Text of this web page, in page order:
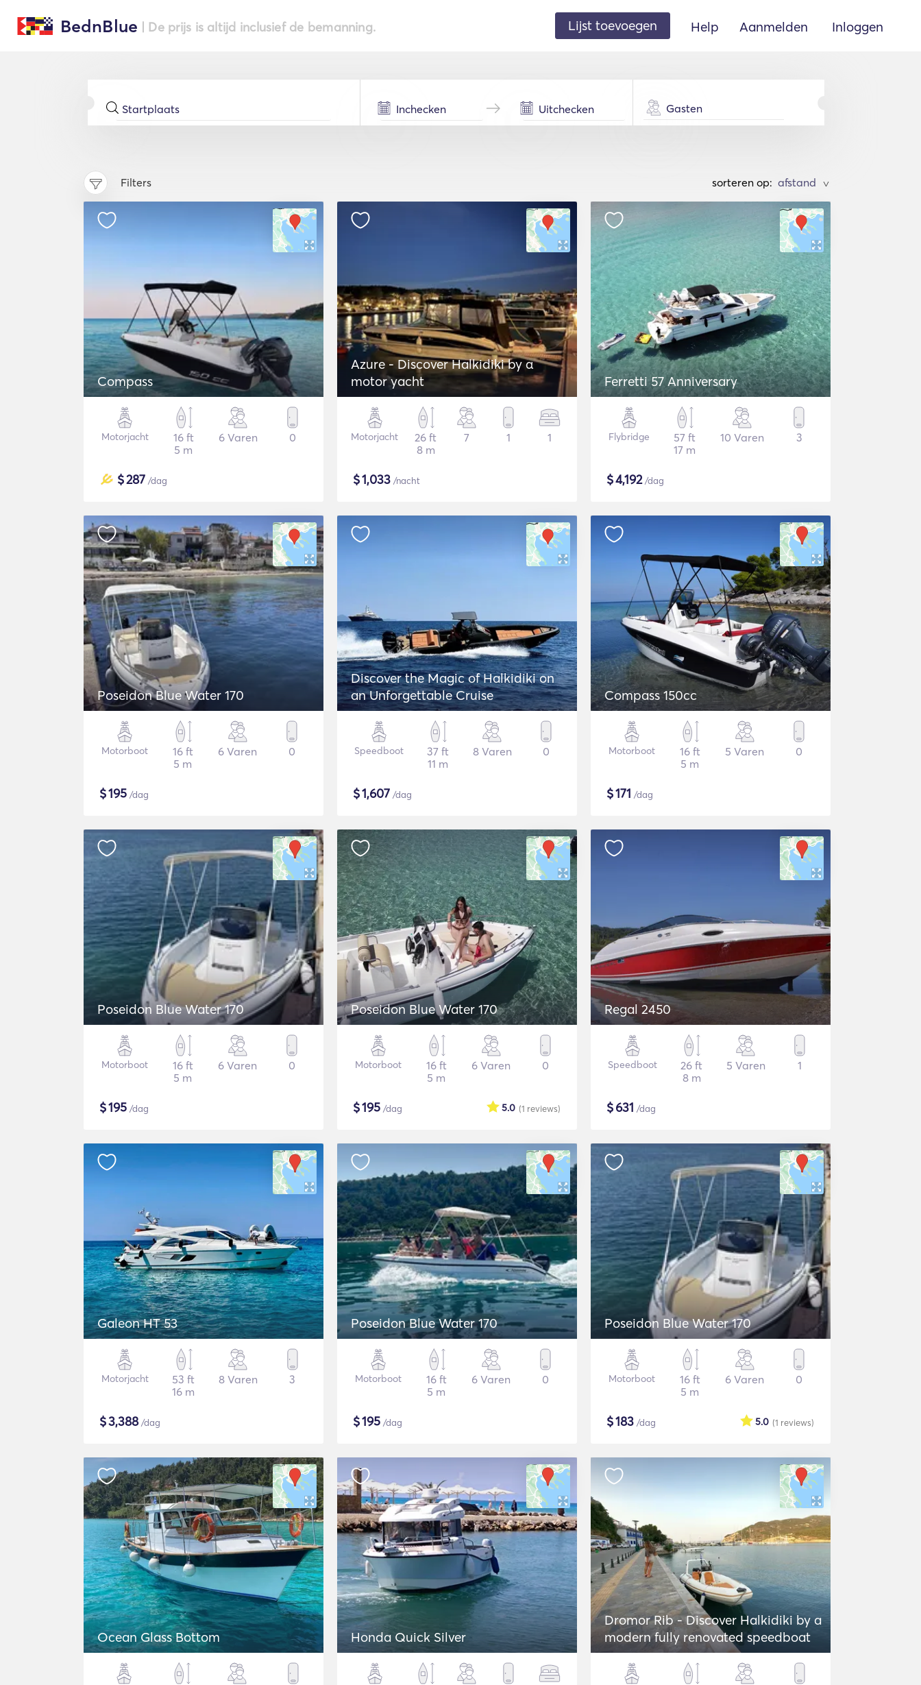
BednBlue | De prijs is altijd inclusief de bemanning. Lijst toevoegen Help Aanmelden Inloggen
Gasten
Filters sorteren op: >
Compass
Motorjacht
16 ft
5 m
6 Varen 0
$287 /dag
Azure - Discover Halkidiki by α
motor yacht
Motorjacht
26 ft
8 m
7 1 1
$1,033 /nacht
Ferretti 57 Anniversary
Flybridge
57 ft
17 m
10 Varen 3
$4,192/dag
Poseidon Blue Water 170
Motorboot
16 ft
5 m
6 Varen 0
$195 /dag
Discover the Magic of Halkidiki on
an Unforgettable Cruise
Speedboot
37 ft
11 m
8 Varen 0
$1,607 /dag
Compass 150cc
Motorboot
16 ft
5 m
5 Varen 0
$171 /dag
Poseidon Blue Water 170
Motorboot
16 ft
5 m
6 Varen 0
$195 /dag
Poseidon Blue Water 170
Motorboot
16 ft
5 m
6 Varen 0
$195 /dag (1 reviews)
5.0
Regal 2450
Speedboot
26 ft
8 m
5 Varen 1
$631 /dag
Galeon HT 53
Motorjacht
53 ft
16 m
8 Varen 3
$3,388/dag
Poseidon Blue Water 170
Motorboot
16 ft
5 m
6 Varen 0
$195 /dag
Poseidon Blue Water 170
Motorboot
16 ft
5 m
6 Varen 0
$183 /dag (1 reviews)
5.0
Ocean Glass Bottom Honda Quick Silver
Dromor Rib - Discover Halkidiki by a
modern fully renovated speedboat